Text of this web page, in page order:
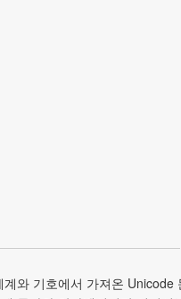
와 기호에서 가져온